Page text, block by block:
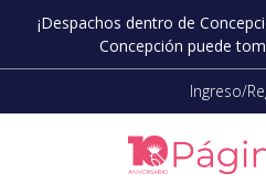
¡Despachos dentro de
Concepción puede
Ingreso/